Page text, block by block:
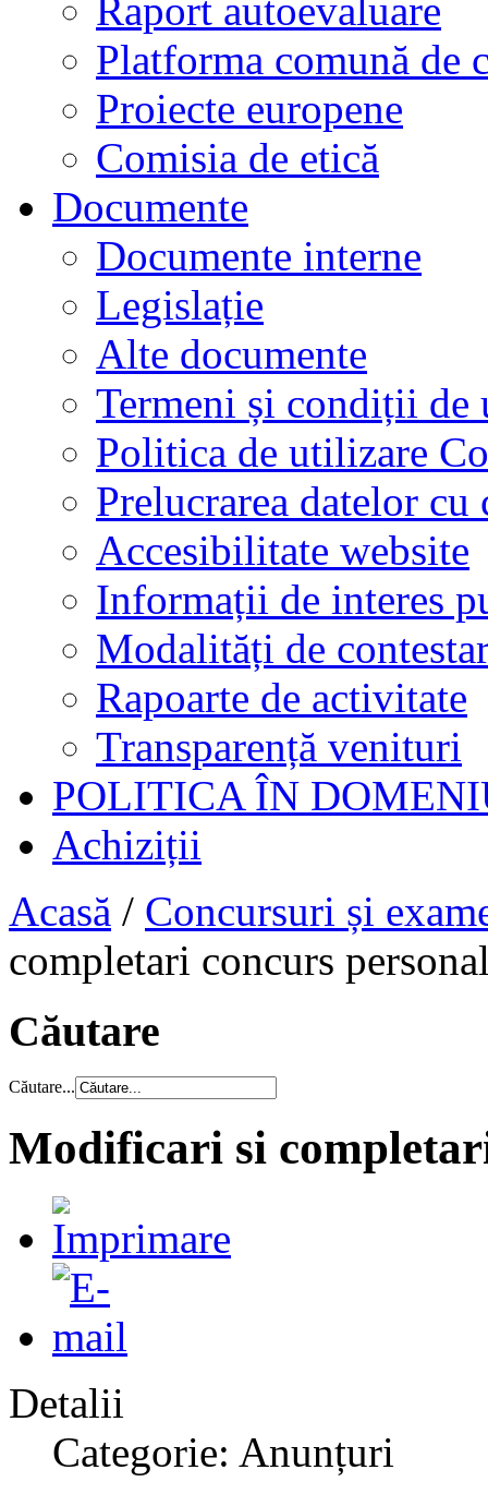
Raport autoevaluare
Platforma comună de
Proiecte europene
Comisia de etică
Documente
Documente interne
Legislație
Alte documente
Termeni și condiții de
Politica de utilizare
Prelucrarea datelor cu
Accesibilitate website
Informații de interes
Modalități de
Rapoarte de activitate
Transparență venituri
POLITICA ÎN
Achiziții
Acasă / Concursuri și
completari concurs
Căutare
Căutare...
Modificari si
Detalii
Categorie: Anunțuri